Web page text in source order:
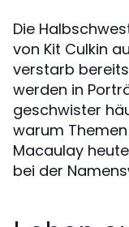
Die
von Kit Culkin
verstarb
werden in
geschwister
warum
Macaulay
bei der